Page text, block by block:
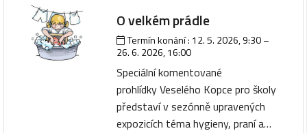
O velkém prádle
Termín konání : 12. 5. 2026, 9:30–
26. 6. 2026, 16:00
Speciální komentované
prohlídky Veselého Kopce pro školy
představí v sezónně upravených
expozicích téma hygieny, praní a…